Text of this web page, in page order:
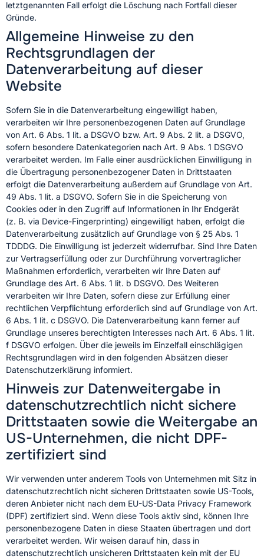
letztgenannten Fall erfolgt die Löschung nach Fortfall dieser
Gründe.
Allgemeine Hinweise zu den
Rechtsgrundlagen der
Datenverarbeitung auf dieser
Website
Sofern Sie in die Datenverarbeitung eingewilligt haben,
verarbeiten wir Ihre personenbezogenen Daten auf Grundlage
von Art. 6 Abs. 1 lit. a DSGVO bzw. Art. 9 Abs. 2 lit. a DSGVO,
sofern besondere Datenkategorien nach Art. 9 Abs. 1 DSGVO
verarbeitet werden. Im Falle einer ausdrücklichen Einwilligung in
die Übertragung personenbezogener Daten in Drittstaaten
erfolgt die Datenverarbeitung außerdem auf Grundlage von Art.
49 Abs. 1 lit. a DSGVO. Sofern Sie in die Speicherung von
Cookies oder in den Zugriff auf Informationen in Ihr Endgerät
(z. B. via Device-Fingerprinting) eingewilligt haben, erfolgt die
Datenverarbeitung zusätzlich auf Grundlage von § 25 Abs. 1
TDDDG. Die Einwilligung ist jederzeit widerrufbar. Sind Ihre Daten
zur Vertragserfüllung oder zur Durchführung vorvertraglicher
Maßnahmen erforderlich, verarbeiten wir Ihre Daten auf
Grundlage des Art. 6 Abs. 1 lit. b DSGVO. Des Weiteren
verarbeiten wir Ihre Daten, sofern diese zur Erfüllung einer
rechtlichen Verpflichtung erforderlich sind auf Grundlage von Art.
6 Abs. 1 lit. c DSGVO. Die Datenverarbeitung kann ferner auf
Grundlage unseres berechtigten Interesses nach Art. 6 Abs. 1 lit.
f DSGVO erfolgen. Über die jeweils im Einzelfall einschlägigen
Rechtsgrundlagen wird in den folgenden Absätzen dieser
Datenschutzerklärung informiert.
Hinweis zur Datenweitergabe in
datenschutzrechtlich nicht sichere
Drittstaaten sowie die Weitergabe an
US-Unternehmen, die nicht DPF-
zertifiziert sind
Wir verwenden unter anderem Tools von Unternehmen mit Sitz in
datenschutzrechtlich nicht sicheren Drittstaaten sowie US-Tools,
deren Anbieter nicht nach dem EU-US-Data Privacy Framework
(DPF) zertifiziert sind. Wenn diese Tools aktiv sind, können Ihre
personenbezogene Daten in diese Staaten übertragen und dort
verarbeitet werden. Wir weisen darauf hin, dass in
datenschutzrechtlich unsicheren Drittstaaten kein mit der EU